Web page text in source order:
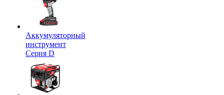
Аккумуляторный
инструмент
Серия D